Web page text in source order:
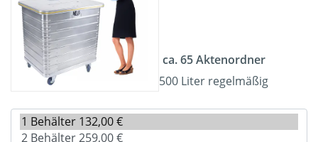
ca. 65 Aktenordner
500 Liter regelmäßig